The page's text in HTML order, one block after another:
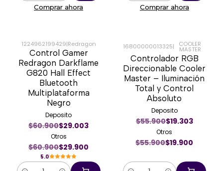
Comprar ahora Comprar ahora
-51%
1224962199429|Redragon
Control Gamer
Redragon Darkflame
G820 Hall Effect
Bluetooth
Multiplataforma
Negro
Deposito
$60.900$29.003
Otros
$60.900$29.900
5.0
-64%
16800000013325| COOLER
MASTER
Controlador RGB
Direccionable Cooler
Master – Iluminación
Total y Control
Absoluto
Deposito
$55.900$19.303
Otros
$55.900$19.900